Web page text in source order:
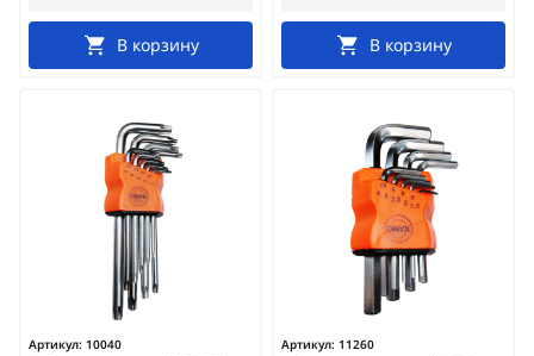
В корзину В корзину
Артикул: 10040
Артикул: 11260